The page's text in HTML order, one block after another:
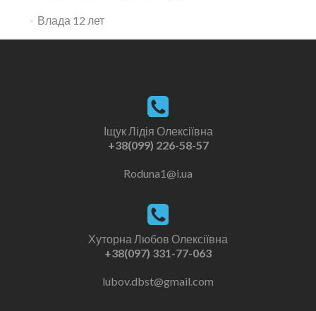
Влада 12 лет
Іщук Лідія Олексіївна
+38(099) 226-58-57
Roduna1@i.ua
Хуторна Любов Олексіївна
+38(097) 331-77-063
lubov.dbst@gmail.com